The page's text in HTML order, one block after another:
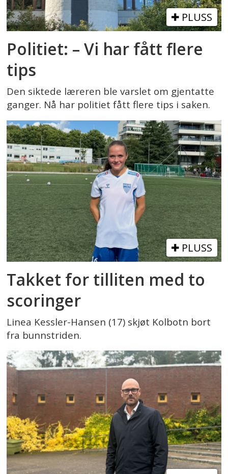
PLUSS
Politiet: – Vi har fått flere
tips
Den siktede læreren ble varslet om gjentatte
ganger. Nå har politiet fått flere tips i saken.
PLUSS
Takket for tilliten med to
scoringer
Linea Kessler-Hansen (17) skjøt Kolbotn bort
fra bunnstriden.